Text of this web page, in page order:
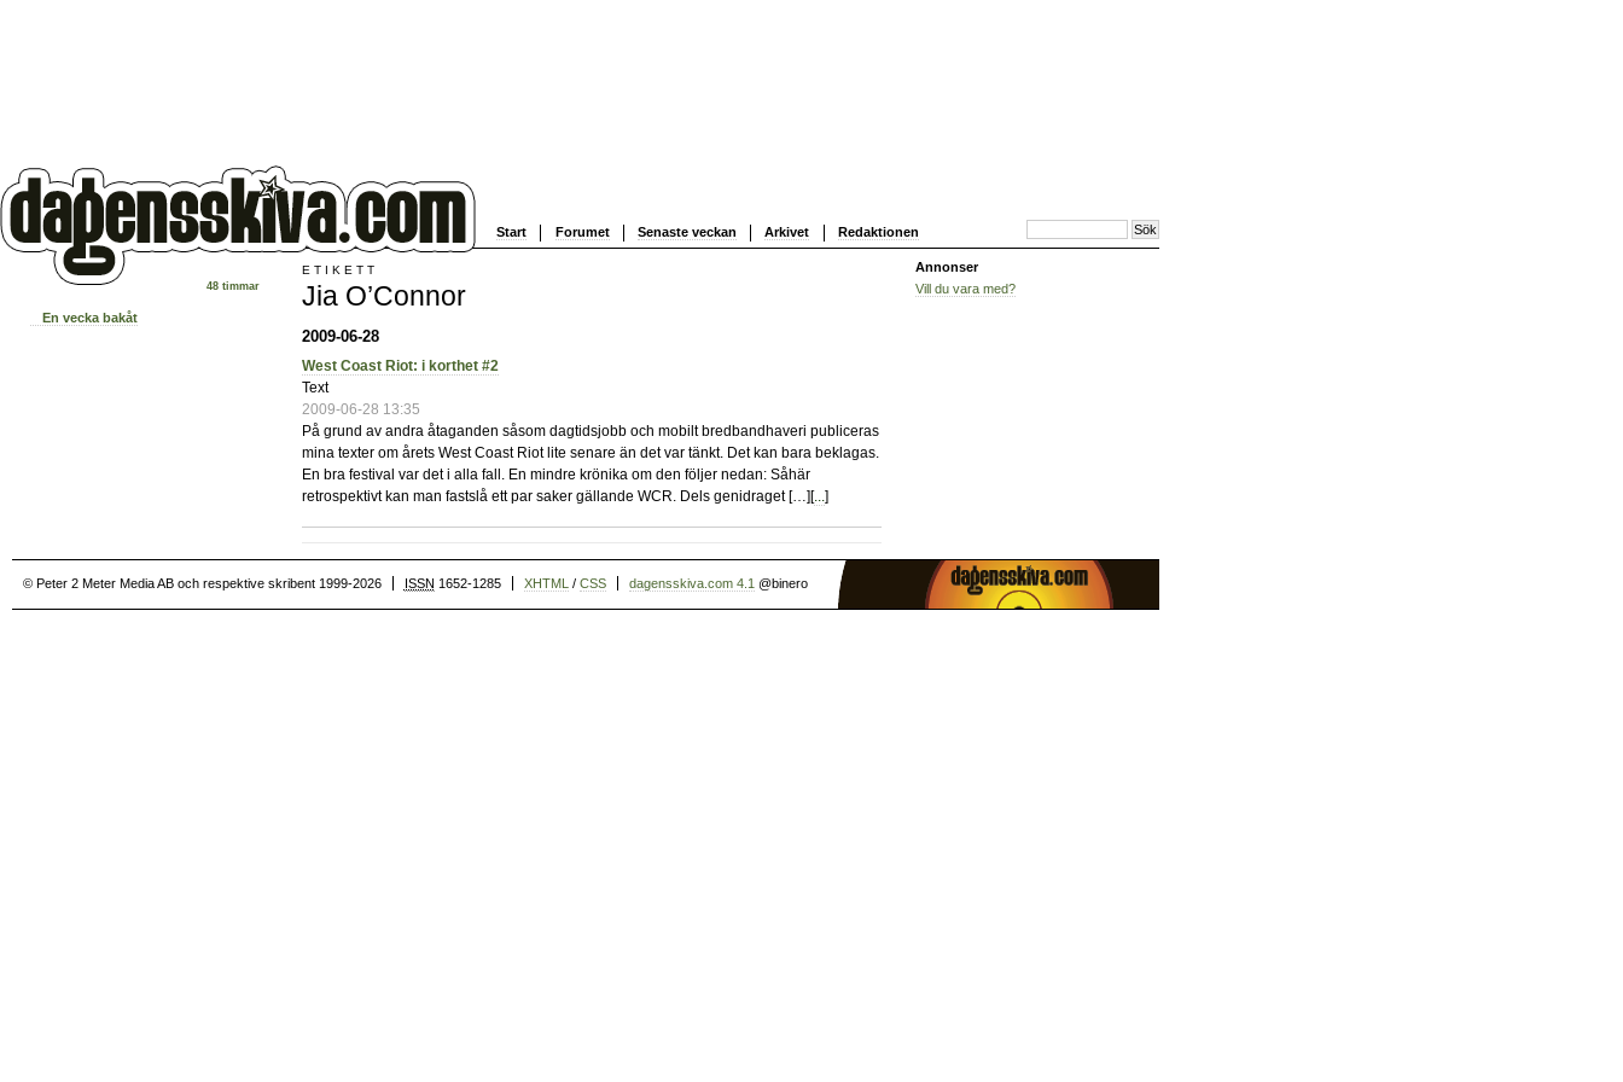
Start Forumet Senaste veckan Arkivet Redaktionen
48 timmar
En vecka bakåt
ETIKETT
Jia O’Connor
2009-06-28
West Coast Riot: i korthet #2
Text
2009-06-28 13:35
På grund av andra åtaganden såsom dagtidsjobb och mobilt bredbandhaveri publiceras
mina texter om årets West Coast Riot lite senare än det var tänkt. Det kan bara beklagas.
En bra festival var det i alla fall. En mindre krönika om den följer nedan: Såhär
retrospektivt kan man fastslå ett par saker gällande WCR. Dels genidraget […][...]
Annonser
Vill du vara med?
© Peter 2 Meter Media AB och respektive skribent 1999-2026 ISSN 1652-1285 XHTML / CSS dagensskiva.com 4.1 @binero